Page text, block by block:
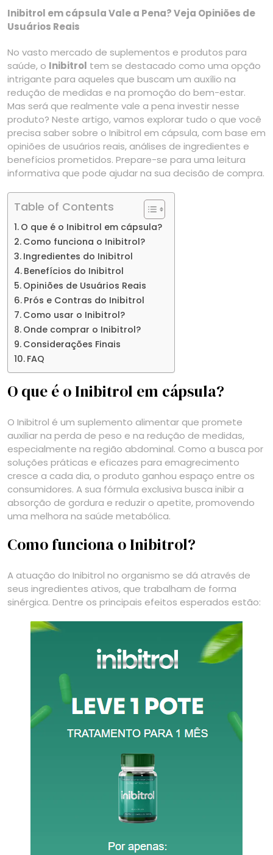
Inibitrol em cápsula Vale a Pena? Veja Opiniões de
Usuários Reais
No vasto mercado de suplementos e produtos para
saúde, o Inibitrol tem se destacado como uma opção
intrigante para aqueles que buscam um auxílio na
redução de medidas e na promoção do bem-estar.
Mas será que realmente vale a pena investir nesse
produto? Neste artigo, vamos explorar tudo o que você
precisa saber sobre o Inibitrol em cápsula, com base em
opiniões de usuários reais, análises de ingredientes e
benefícios prometidos. Prepare-se para uma leitura
informativa que pode ajudar na sua decisão de compra.
Table of Contents
O que é o Inibitrol em cápsula?
Como funciona o Inibitrol?
Ingredientes do Inibitrol
Benefícios do Inibitrol
Opiniões de Usuários Reais
Prós e Contras do Inibitrol
Como usar o Inibitrol?
Onde comprar o Inibitrol?
Considerações Finais
FAQ
O que é o Inibitrol em cápsula?
O Inibitrol é um suplemento alimentar que promete
auxiliar na perda de peso e na redução de medidas,
especialmente na região abdominal. Como a busca por
soluções práticas e eficazes para emagrecimento
cresce a cada dia, o produto ganhou espaço entre os
consumidores. A sua fórmula exclusiva busca inibir a
absorção de gordura e reduzir o apetite, promovendo
uma melhora na saúde metabólica.
Como funciona o Inibitrol?
A atuação do Inibitrol no organismo se dá através de
seus ingredientes ativos, que trabalham de forma
sinérgica. Dentre os principais efeitos esperados estão: